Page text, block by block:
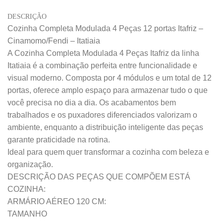
DESCRIÇÃO
Cozinha Completa Modulada 4 Peças 12 portas Itafriz –
Cinamomo/Fendi – Itatiaia
A Cozinha Completa Modulada 4 Peças Itafriz da linha
Itatiaia é a combinação perfeita entre funcionalidade e
visual moderno. Composta por 4 módulos e um total de 12
portas, oferece amplo espaço para armazenar tudo o que
você precisa no dia a dia. Os acabamentos bem
trabalhados e os puxadores diferenciados valorizam o
ambiente, enquanto a distribuição inteligente das peças
garante praticidade na rotina.
Ideal para quem quer transformar a cozinha com beleza e
organização.
DESCRIÇÃO DAS PEÇAS QUE COMPÕEM ESTÁ
COZINHA:
ARMÁRIO AÉREO 120 CM:
TAMANHO